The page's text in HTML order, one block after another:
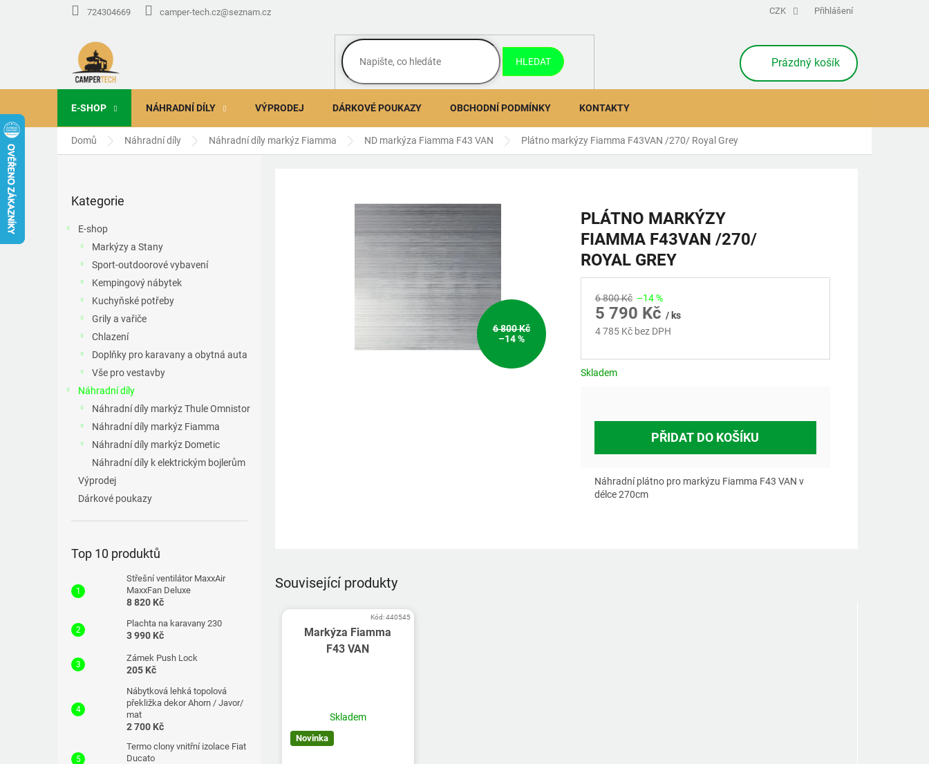
724304669 camper-tech.cz@seznam.cz CZK Přihlášení
HLEDAT
NÁKUPNÍ
KOŠÍK
Prázdný košík
E-SHOP NÁHRADNÍ DÍLY VÝPRODEJ DÁRKOVÉ POUKAZY OBCHODNÍ PODMÍNKY KONTAKTY
Domů Náhradní díly Náhradní díly markýz Fiamma ND markýza Fiamma F43 VAN Plátno markýzy Fiamma F43VAN /270/ Royal Grey
kategorie
Kategorie
E-shop
Markýzy a Stany
Sport-outdoorové vybavení
Kempingový nábytek
Kuchyňské potřeby
Grily a vařiče
Chlazení
Doplňky pro karavany a obytná auta
Vše pro vestavby
Náhradní díly
Náhradní díly markýz Thule Omnistor
Náhradní díly markýz Fiamma
Náhradní díly markýz Dometic
Náhradní díly k elektrickým bojlerům
Výprodej
Dárkové poukazy
Top 10 produktů
Střešní ventilátor MaxxAir
MaxxFan Deluxe
8 820 Kč
Plachta na karavany 230
3 990 Kč
Zámek Push Lock
205 Kč
Nábytková lehká topolová
překližka dekor Ahorn / Javor/
mat
2 700 Kč
Termo clony vnitřní izolace Fiat
Ducato
6 800 Kč
–14 %
PLÁTNO MARKÝZY
FIAMMA F43VAN /270/
ROYAL GREY
6 800 Kč –14 %
5 790 Kč / ks
4 785 Kč bez DPH
Skladem
PŘIDAT DO KOŠÍKU
Náhradní plátno pro markýzu Fiamma F43 VAN v
délce 270cm
Související produkty
Markýza Fiamma
F43 VAN
produktu
Skladem
Novinka
Kód:440545